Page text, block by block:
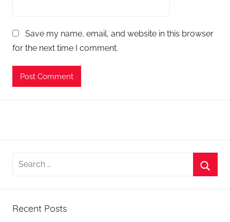
Save my name, email, and website in this browser
for the next time I comment.
Search
Recent Posts